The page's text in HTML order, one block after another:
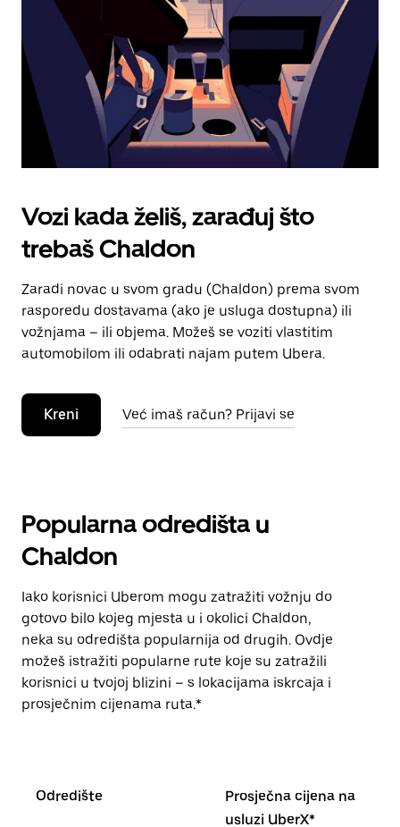
kalendara.
Vozi kada želiš, zarađuj što
trebaš Chaldon
Zaradi novac u svom gradu (Chaldon) prema svom
rasporedu dostavama (ako je usluga dostupna) ili
vožnjama – ili objema. Možeš se voziti vlastitim
automobilom ili odabrati najam putem Ubera.
Kreni Već imaš račun? Prijavi se
Popularna odredišta u
Chaldon
Iako korisnici Uberom mogu zatražiti vožnju do
gotovo bilo kojeg mjesta u i okolici Chaldon,
neka su odredišta popularnija od drugih. Ovdje
možeš istražiti popularne rute koje su zatražili
korisnici u tvojoj blizini – s lokacijama iskrcaja i
prosječnim cijenama ruta.*
Odredište
Prosječna cijena na
usluzi UberX*